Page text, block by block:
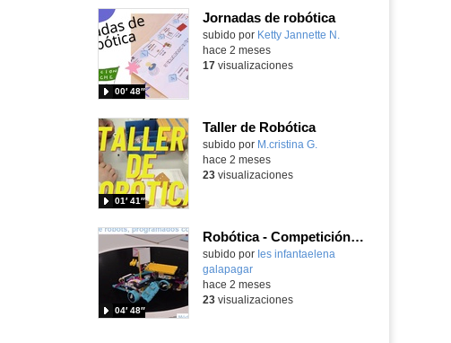
Jornadas de robótica
Contenido educativo.
subido por Ketty Jannette N.
00′ 48″
hace 2 meses
17visualizaciones
Taller de Robótica
Contenido educativo.
subido por M.cristina G.
01′ 41″
hace 2 meses
23visualizaciones
Robótica - Competición de robots
subido por Ies infantaelena
galapagar
04′ 48″
-
hace 2 meses
23visualizaciones